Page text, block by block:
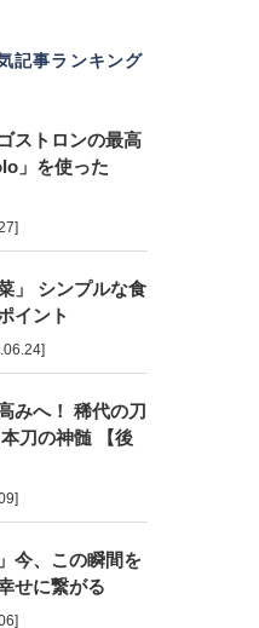
記事ランキング
ストロンの最高
」を使った
」 シンプルな食
イント
みへ！ 稀代の刀
刀の神髄 【後
今、この瞬間を
せに繋がる